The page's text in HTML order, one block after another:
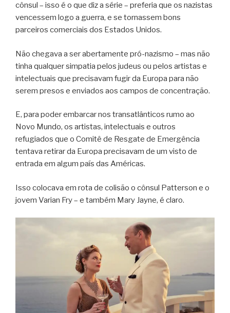
cônsul – isso é o que diz a série – preferia que os nazistas
vencessem logo a guerra, e se tornassem bons
parceiros comerciais dos Estados Unidos.
Não chegava a ser abertamente pró-nazismo – mas não
tinha qualquer simpatia pelos judeus ou pelos artistas e
intelectuais que precisavam fugir da Europa para não
serem presos e enviados aos campos de concentração.
E, para poder embarcar nos transatlânticos rumo ao
Novo Mundo, os artistas, intelectuais e outros
refugiados que o Comitê de Resgate de Emergência
tentava retirar da Europa precisavam de um visto de
entrada em algum país das Américas.
Isso colocava em rota de colisão o cônsul Patterson e o
jovem Varian Fry – e também Mary Jayne, é claro.